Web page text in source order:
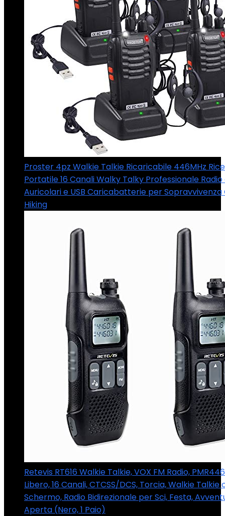
Proster 4pz Walkie Talkie Ricaricabile 446MHz
Portatile 16 Canali Walky Talky Professionale
Auricolari e USB Caricabatterie per
Hiking
Retevis RT616 Walkie Talkie, VOX FM Radio,
Libero, 16 Canali, CTCSS/DCS, Torcia, Walkie Talkie
Schermo, Radio Bidirezionale per Sci, Festa,
Aperta (Nero, 1 Paio)